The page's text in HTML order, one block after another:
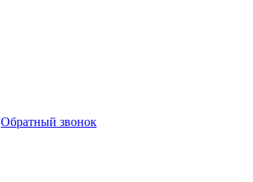
Обратный звонок